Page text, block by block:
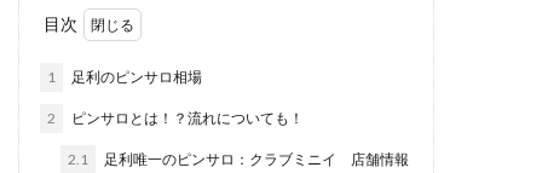
目次
1 足利のピンサロ相場
2 ピンサロとは！？流れについても！
2.1 足利唯一のピンサロ：クラブミニイ 店舗情報